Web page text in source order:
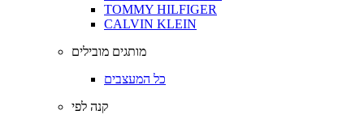
TOMMY HILFIGER
CALVIN KLEIN
מותגים מובילים
כל המעצבים
קנה לפי